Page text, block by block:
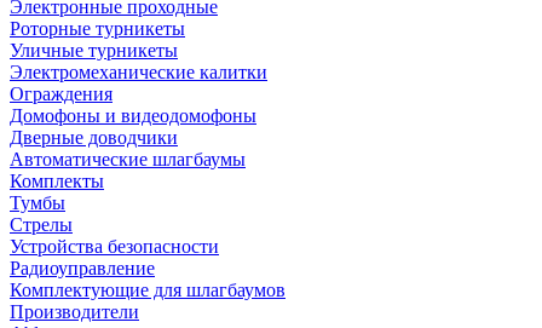
Электронные проходные
Роторные турникеты
Уличные турникеты
Электромеханические калитки
Ограждения
Домофоны и видеодомофоны
Дверные доводчики
Автоматические шлагбаумы
Комплекты
Тумбы
Стрелы
Устройства безопасности
Радиоуправление
Комплектующие для шлагбаумов
Производители